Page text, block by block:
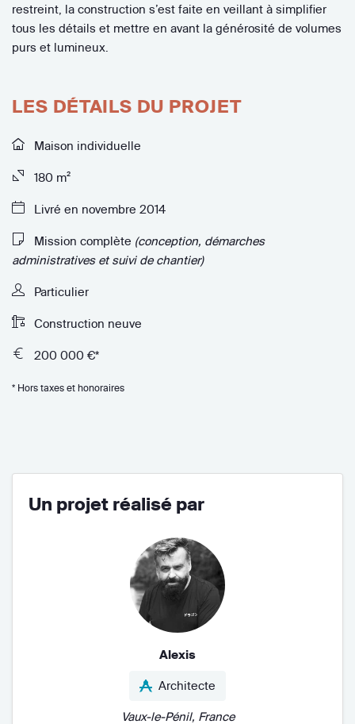
restreint, la construction s’est faite en veillant à simplifier
tous les détails et mettre en avant la générosité de volumes
purs et lumineux.
LES DÉTAILS DU PROJET
Maison individuelle
180 m²
Livré en novembre 2014
Mission complète (conception, démarches
administratives et suivi de chantier)
Particulier
Construction neuve
200 000 €*
* Hors taxes et honoraires
Un projet réalisé par
Alexis
Architecte
Vaux-le-Pénil, France